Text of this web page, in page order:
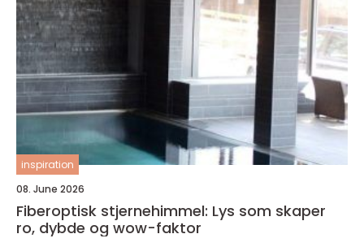
inspiration
08. June 2026
Fiberoptisk stjernehimmel: Lys som skaper
ro, dybde og wow-faktor